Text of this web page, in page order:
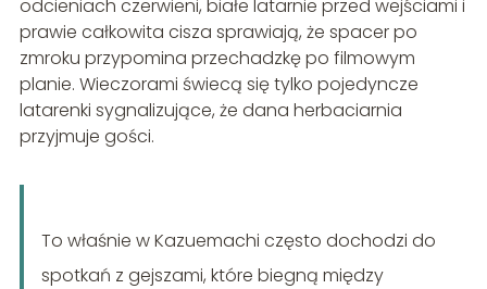
odcieniach czerwieni, białe latarnie przed wejściami i
prawie całkowita cisza sprawiają, że spacer po
zmroku przypomina przechadzkę po filmowym
planie. Wieczorami świecą się tylko pojedyncze
latarenki sygnalizujące, że dana herbaciarnia
przyjmuje gości.
To właśnie w Kazuemachi często dochodzi do
spotkań z gejszami, które biegną między